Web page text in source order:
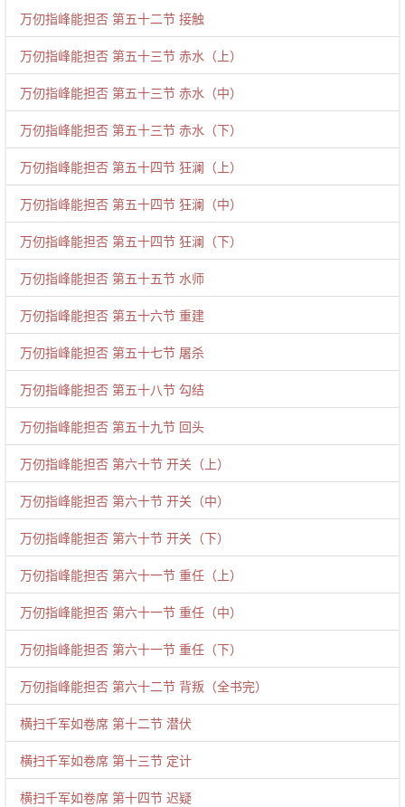
万仞指峰能担否 第五十二节 接触
万仞指峰能担否 第五十三节 赤水（上）
万仞指峰能担否 第五十三节 赤水（中）
万仞指峰能担否 第五十三节 赤水（下）
万仞指峰能担否 第五十四节 狂澜（上）
万仞指峰能担否 第五十四节 狂澜（中）
万仞指峰能担否 第五十四节 狂澜（下）
万仞指峰能担否 第五十五节 水师
万仞指峰能担否 第五十六节 重建
万仞指峰能担否 第五十七节 屠杀
万仞指峰能担否 第五十八节 勾结
万仞指峰能担否 第五十九节 回头
万仞指峰能担否 第六十节 开关（上）
万仞指峰能担否 第六十节 开关（中）
万仞指峰能担否 第六十节 开关（下）
万仞指峰能担否 第六十一节 重任（上）
万仞指峰能担否 第六十一节 重任（中）
万仞指峰能担否 第六十一节 重任（下）
万仞指峰能担否 第六十二节 背叛（全书完）
横扫千军如卷席 第十二节 潜伏
横扫千军如卷席 第十三节 定计
横扫千军如卷席 第十四节 迟疑